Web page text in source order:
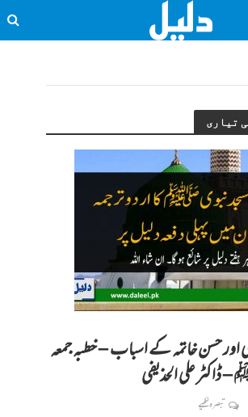
حسن خاتمہ کے اسباب – خطبہ جمعہ
علی الحذیفی
تبصرہ لکھیے